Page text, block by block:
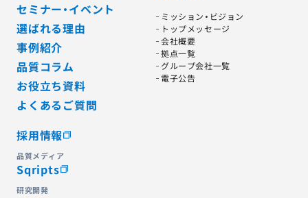
セミナー・イベント
選ばれる理由
事例紹介
品質コラム
お役立ち資料
よくあるご質問
ミッション・ビジョン
トップメッセージ
会社概要
拠点一覧
グループ会社一覧
電子公告
採用情報
品質メディア
Sqripts
研究開発